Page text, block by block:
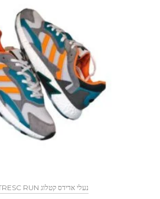
נעלי אדידס קטלוג ADIDAS TRESC RUN